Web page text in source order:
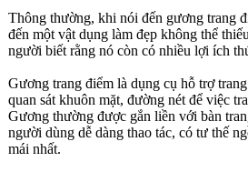
Thông thường, khi nói đến gương trang
đến một vật dụng làm đẹp không thể
người biết rằng nó còn có nhiều lợi ích
Gương trang điểm là dụng cụ hỗ trợ
quan sát khuôn mặt, đường nét để việc
Gương thường được gắn liền với bàn
người dùng dễ dàng thao tác, có tư thế
mái nhất.